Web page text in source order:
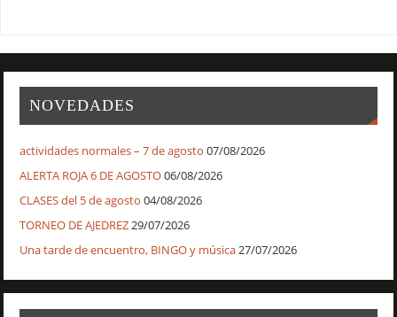
NOVEDADES
actividades normales – 7 de agosto 07/08/2026
ALERTA ROJA 6 DE AGOSTO06/08/2026
CLASES del 5 de agosto 04/08/2026
TORNEO DE AJEDREZ29/07/2026
Una tarde de encuentro, BINGO y música27/07/2026